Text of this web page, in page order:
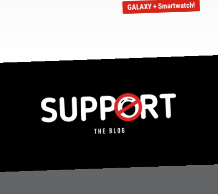
GALAXY + Smartwatch!